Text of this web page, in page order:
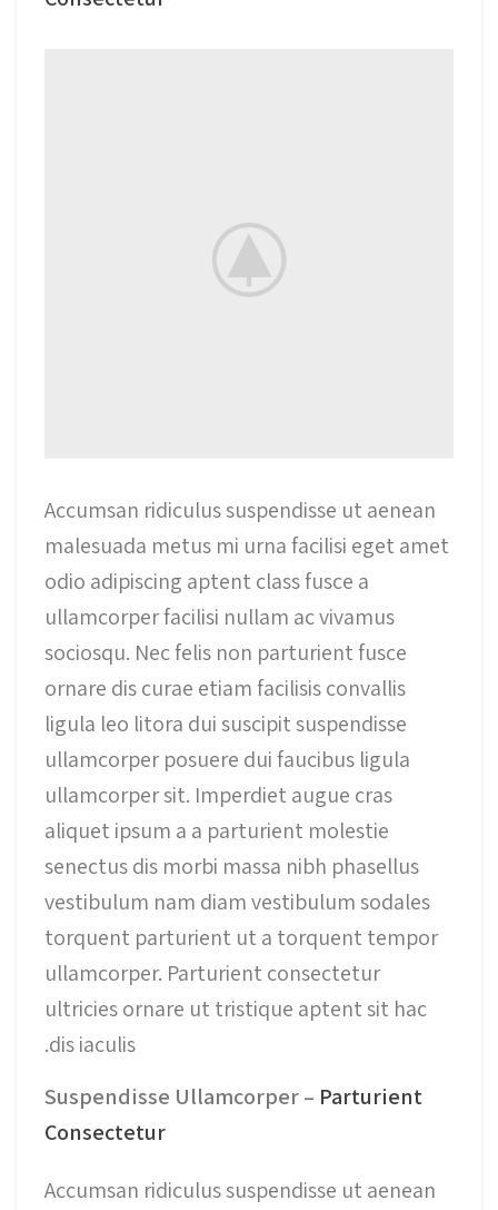
Accumsan ridiculus suspendisse ut aenean
malesuada metus mi urna facilisi eget amet
odio adipiscing aptent class fusce a
ullamcorper facilisi nullam ac vivamus
sociosqu. Nec felis non parturient fusce
ornare dis curae etiam facilisis convallis
ligula leo litora dui suscipit suspendisse
ullamcorper posuere dui faucibus ligula
ullamcorper sit. Imperdiet augue cras
aliquet ipsum a a parturient molestie
senectus dis morbi massa nibh phasellus
vestibulum nam diam vestibulum sodales
torquent parturient ut a torquent tempor
ullamcorper. Parturient consectetur
ultricies ornare ut tristique aptent sit hac
dis iaculis.
Suspendisse Ullamcorper – Parturient
Consectetur
Accumsan ridiculus suspendisse ut aenean